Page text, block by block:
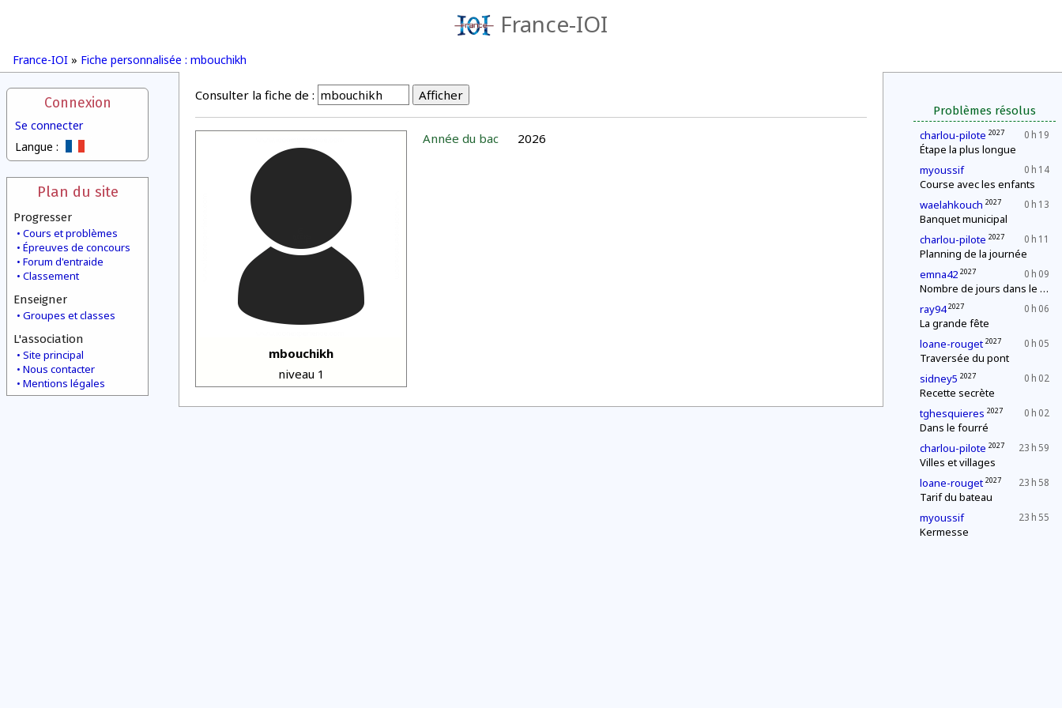
France-IOI
France-IOI » Fiche personnalisée : mbouchikh
Connexion
Se connecter
Langue :
Plan du site
Progresser
Cours et problèmes
Épreuves de concours
Forum d'entraide
Classement
Enseigner
Groupes et classes
L'association
Site principal
Nous contacter
Mentions légales
Problèmes résolus
0 h 19
charlou-pilote 2027
Étape la plus longue
0 h 14
myoussif
Course avec les enfants
0 h 13
waelahkouch 2027
Banquet municipal
0 h 11
charlou-pilote 2027
Planning de la journée
0 h 09
emna42 2027
Nombre de jours dans le mois
0 h 06
ray94 2027
La grande fête
0 h 05
loane-rouget 2027
Traversée du pont
0 h 02
sidney5 2027
Recette secrète
0 h 02
tghesquieres 2027
Dans le fourré
23 h 59
charlou-pilote 2027
Villes et villages
23 h 58
loane-rouget 2027
Tarif du bateau
23 h 55
myoussif
Kermesse
Consulter la fiche de :
mbouchikh
niveau 1
Année du bac 2026